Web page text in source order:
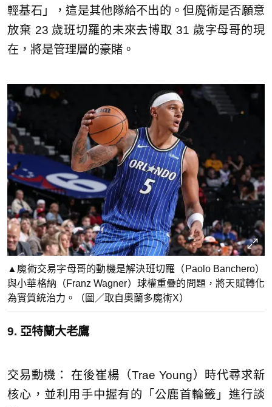
輕基石」，這是其他隊給不出的。但魔術是否願意
放棄 23 歲班切羅的未來去博取 31 歲字母哥的現
在，將是管理層的豪賭。
▲魔術交易字母哥的動機是解決班切羅（Paolo Banchero）
與小華格納（Franz Wagner）球權重疊的問題，將天賦轉化
為實質統治力。（圖／取自奧蘭多魔術X）
9. 亞特蘭大老鷹
交易動機： 在後崔楊（Trae Young）時代尋求新
核心，並利用手中握有的「公鹿首輪籤」進行談